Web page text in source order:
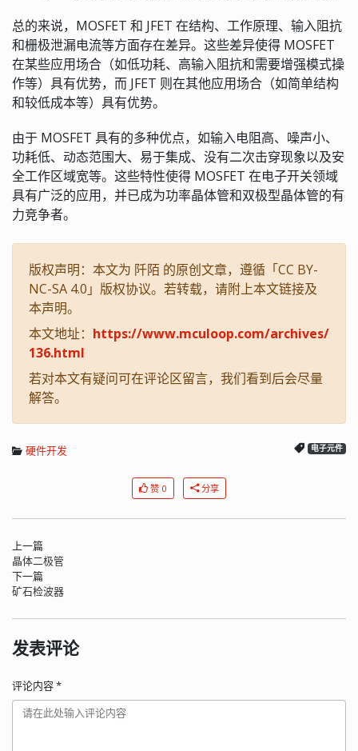
总的来说，MOSFET 和 JFET 在结构、工作原理、输入阻抗
和栅极泄漏电流等方面存在差异。这些差异使得 MOSFET
在某些应用场合（如低功耗、高输入阻抗和需要增强模式操
作等）具有优势，而 JFET 则在其他应用场合（如简单结构
和较低成本等）具有优势。
由于 MOSFET 具有的多种优点，如输入电阻高、噪声小、
功耗低、动态范围大、易于集成、没有二次击穿现象以及安
全工作区域宽等。这些特性使得 MOSFET 在电子开关领域
具有广泛的应用，并已成为功率晶体管和双极型晶体管的有
力竞争者。
版权声明：本文为 阡陌 的原创文章，遵循「CC BY-
NC-SA 4.0」版权协议。若转载，请附上本文链接及
本声明。
本文地址： https://www.mculoop.com/archives/
136.html
若对本文有疑问可在评论区留言，我们看到后会尽量
解答。
硬件开发 电子元件
赞 0 分享
上一篇
晶体二极管
下一篇
矿石检波器
发表评论
评论内容*